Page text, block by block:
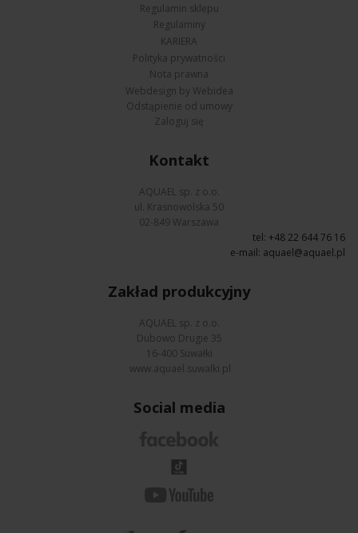
Regulamin sklepu
Regulaminy
KARIERA
Polityka prywatności
Nota prawna
Webdesign by Webidea
Odstąpienie od umowy
Zaloguj się
Kontakt
AQUAEL sp. z o.o.
ul. Krasnowolska 50
02-849 Warszawa
tel: +48 22 644 76 16
e-mail: aquael@aquael.pl
Zakład produkcyjny
AQUAEL sp. z o.o.
Dubowo Drugie 35
16-400 Suwałki
www.aquael.suwalki.pl
Social media